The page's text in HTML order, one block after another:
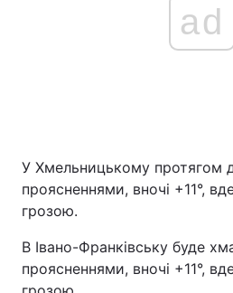
ad
У Хмельницькому протягом
проясненнями, вночі +11°,
грозою.
В Івано-Франківську буде
проясненнями, вночі +11°,